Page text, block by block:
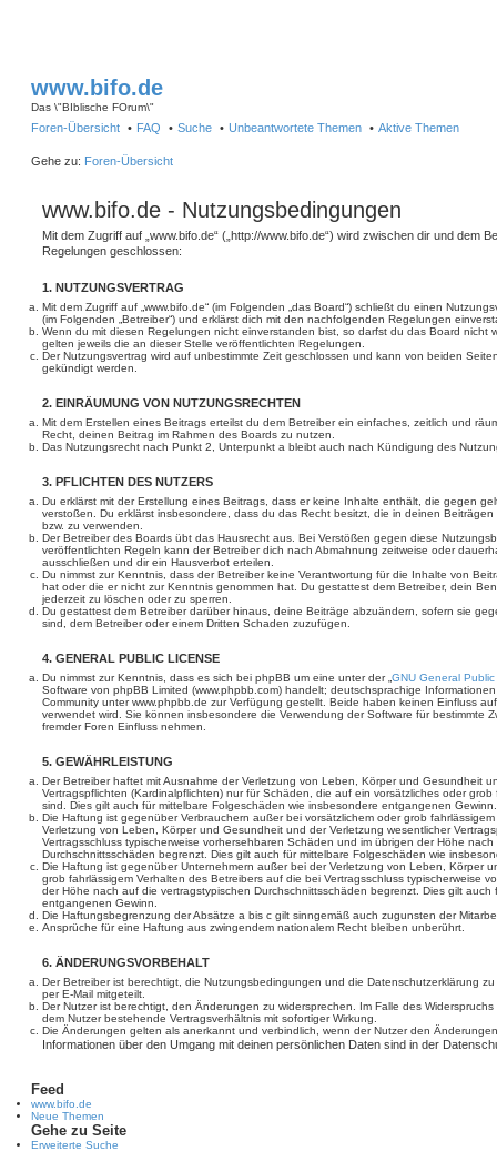
www.bifo.de
Das \"BIblische FOrum\"
Foren-Übersicht FAQ Suche Unbeantwortete Themen Aktive Themen
Gehe zu: Foren-Übersicht
www.bifo.de - Nutzungsbedingungen
Mit dem Zugriff auf „www.bifo.de“ („http://www.bifo.de“) wird zwischen dir und dem
Regelungen geschlossen:
1. NUTZUNGSVERTRAG
Mit dem Zugriff auf „www.bifo.de“ (im Folgenden „das Board“) schließt du einen
(im Folgenden „Betreiber“) und erklärst dich mit den nachfolgenden Regelungen
Wenn du mit diesen Regelungen nicht einverstanden bist, so darfst du das Board nicht
gelten jeweils die an dieser Stelle veröffentlichten Regelungen.
Der Nutzungsvertrag wird auf unbestimmte Zeit geschlossen und kann von beiden
gekündigt werden.
2. EINRÄUMUNG VON NUTZUNGSRECHTEN
Mit dem Erstellen eines Beitrags erteilst du dem Betreiber ein einfaches, zeitlich und
Recht, deinen Beitrag im Rahmen des Boards zu nutzen.
Das Nutzungsrecht nach Punkt 2, Unterpunkt a bleibt auch nach Kündigung des
3. PFLICHTEN DES NUTZERS
Du erklärst mit der Erstellung eines Beitrags, dass er keine Inhalte enthält, die gegen
verstoßen. Du erklärst insbesondere, dass du das Recht besitzt, die in deinen
bzw. zu verwenden.
Der Betreiber des Boards übt das Hausrecht aus. Bei Verstößen gegen diese
veröffentlichten Regeln kann der Betreiber dich nach Abmahnung zeitweise oder
ausschließen und dir ein Hausverbot erteilen.
Du nimmst zur Kenntnis, dass der Betreiber keine Verantwortung für die Inhalte von
hat oder die er nicht zur Kenntnis genommen hat. Du gestattest dem Betreiber, dein
jederzeit zu löschen oder zu sperren.
Du gestattest dem Betreiber darüber hinaus, deine Beiträge abzuändern, sofern sie
sind, dem Betreiber oder einem Dritten Schaden zuzufügen.
4. GENERAL PUBLIC LICENSE
Du nimmst zur Kenntnis, dass es sich bei phpBB um eine unter der „ GNU General
Software von phpBB Limited (www.phpbb.com) handelt; deutschsprachige
Community unter www.phpbb.de zur Verfügung gestellt. Beide haben keinen Einfluss
verwendet wird. Sie können insbesondere die Verwendung der Software für bestimmte
fremder Foren Einfluss nehmen.
5. GEWÄHRLEISTUNG
Der Betreiber haftet mit Ausnahme der Verletzung von Leben, Körper und Gesundheit
Vertragspflichten (Kardinalpflichten) nur für Schäden, die auf ein vorsätzliches oder
sind. Dies gilt auch für mittelbare Folgeschäden wie insbesondere entgangenen Gewinn.
Die Haftung ist gegenüber Verbrauchern außer bei vorsätzlichem oder grob
Verletzung von Leben, Körper und Gesundheit und der Verletzung wesentlicher
Vertragsschluss typischerweise vorhersehbaren Schäden und im übrigen der Höhe
Durchschnittsschäden begrenzt. Dies gilt auch für mittelbare Folgeschäden wie
Die Haftung ist gegenüber Unternehmern außer bei der Verletzung von Leben, Körper
grob fahrlässigem Verhalten des Betreibers auf die bei Vertragsschluss typischerweise
der Höhe nach auf die vertragstypischen Durchschnittsschäden begrenzt. Dies gilt
entgangenen Gewinn.
Die Haftungsbegrenzung der Absätze a bis c gilt sinngemäß auch zugunsten der
Ansprüche für eine Haftung aus zwingendem nationalem Recht bleiben unberührt.
6. ÄNDERUNGSVORBEHALT
Der Betreiber ist berechtigt, die Nutzungsbedingungen und die Datenschutzerklärung
per E-Mail mitgeteilt.
Der Nutzer ist berechtigt, den Änderungen zu widersprechen. Im Falle des
dem Nutzer bestehende Vertragsverhältnis mit sofortiger Wirkung.
Die Änderungen gelten als anerkannt und verbindlich, wenn der Nutzer den
Informationen über den Umgang mit deinen persönlichen Daten sind in der
Feed
www.bifo.de
Neue Themen
Gehe zu Seite
Erweiterte Suche